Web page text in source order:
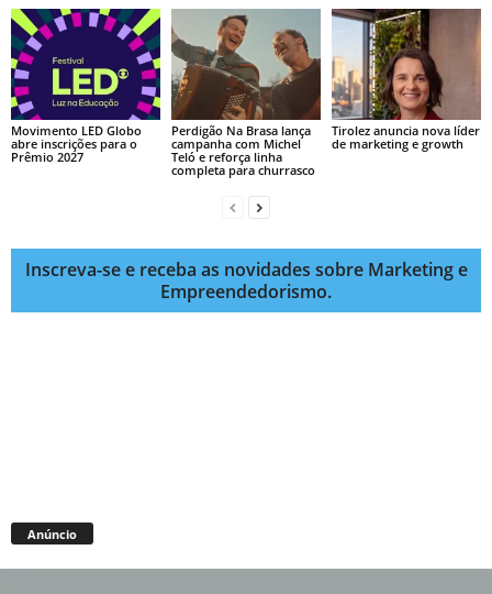
Movimento LED Globo
abre inscrições para o
Prêmio 2027
Perdigão Na Brasa lança
campanha com Michel
Teló e reforça linha
completa para churrasco
Tirolez anuncia nova líder
de marketing e growth
Inscreva-se e receba as novidades sobre Marketing e
Empreendedorismo.
Anúncio